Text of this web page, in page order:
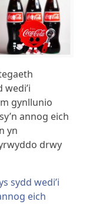
gynllunio
annog eich
yn
drwy
sydd wedi’i
eich